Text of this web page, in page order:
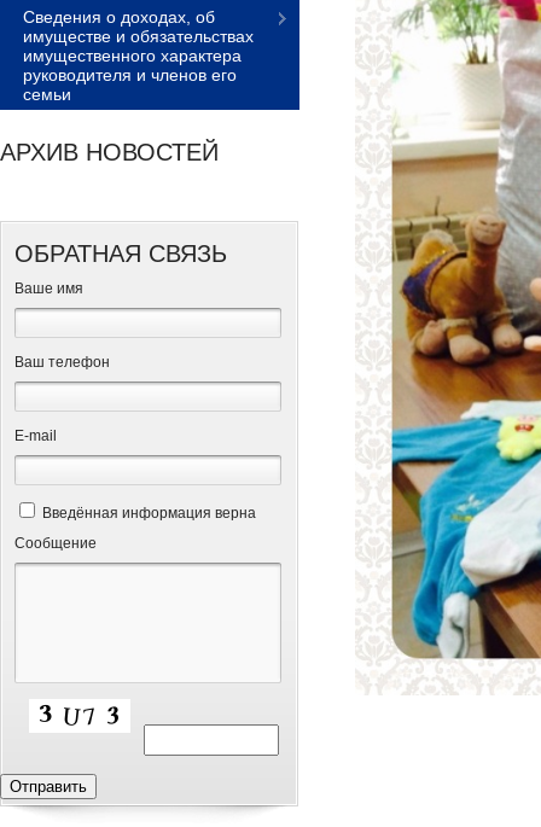
Сведения о доходах, об
имуществе и обязательствах
имущественного характера
руководителя и членов его
семьи
АРХИВ НОВОСТЕЙ
ОБРАТНАЯ СВЯЗЬ
Ваше имя
Ваш телефон
Е-mail
Введённая информация верна
Сообщение